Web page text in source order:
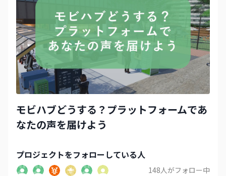
モビハブどうする？プラットフォームであ
なたの声を届けよう
プロジェクトをフォローしている人
148人がフォロー中